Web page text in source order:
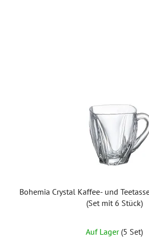
Bohemia Crystal Kaffee- und
(Set mit 6 Stück)
Auf Lager (5 Set)